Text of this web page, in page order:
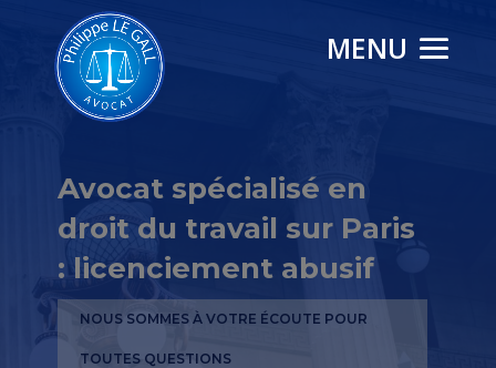
Avocat spécialisé en
droit du travail sur Paris
: licenciement abusif
NOUS SOMMES À VOTRE ÉCOUTE POUR
TOUTES QUESTIONS